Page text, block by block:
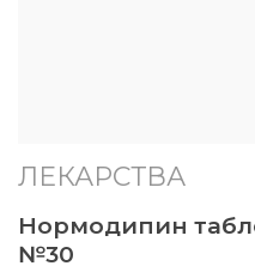
ЛЕКАРСТВА
Нормодипин
№30